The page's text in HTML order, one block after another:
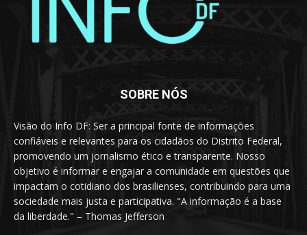
SOBRE NÓS
Visão do Info DF: Ser a principal fonte de informações
confiáveis e relevantes para os cidadãos do Distrito Federal,
promovendo um jornalismo ético e transparente. Nosso
objetivo é informar e engajar a comunidade em questões que
impactam o cotidiano dos brasilienses, contribuindo para uma
sociedade mais justa e participativa. "A informação é a base
da liberdade." – Thomas Jefferson